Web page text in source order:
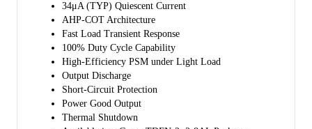
34μA (TYP) Quiescent Current
AHP-COT Architecture
Fast Load Transient Response
100% Duty Cycle Capability
High-Efficiency PSM under Light Load
Output Discharge
Short-Circuit Protection
Power Good Output
Thermal Shutdown